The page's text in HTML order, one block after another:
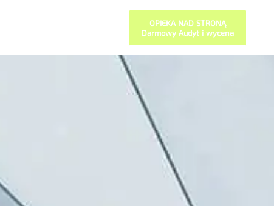
OPIEKA NAD STRONĄ
Darmowy Audyt i wycena